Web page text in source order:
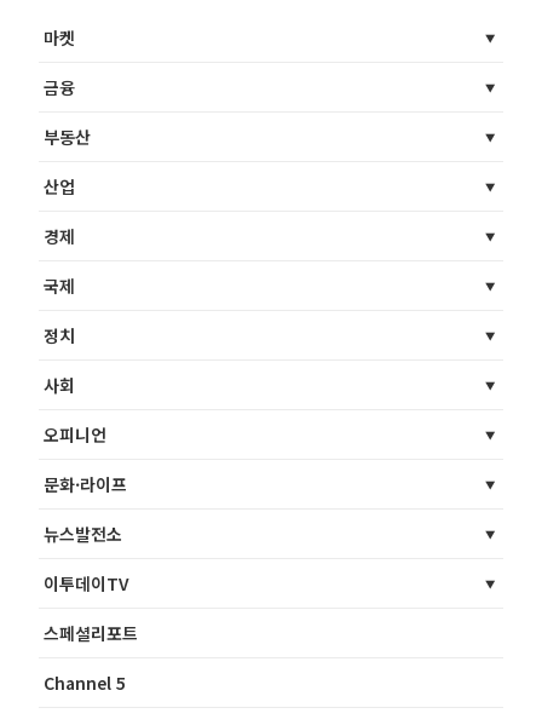
마켓
금융
부동산
산업
경제
국제
정치
사회
오피니언
문화·라이프
뉴스발전소
이투데이TV
스페셜리포트
Channel 5